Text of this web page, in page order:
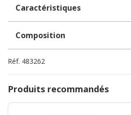
Caractéristiques
Composition
Réf. 483262
Produits recommandés